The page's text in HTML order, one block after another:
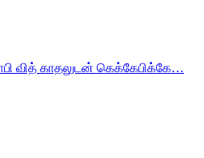
வித் காதலுடன் கெக்கேபிக்கே…